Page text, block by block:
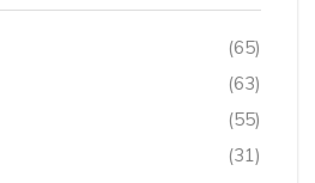
(65)
(63)
(55)
(31)